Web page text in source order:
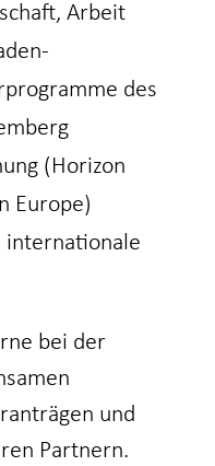
Arbeit
des
(Horizon
Europe)
internationale
bei der
und
Partnern.